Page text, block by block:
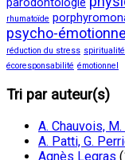
rhumatoïde
psycho-
réduction du stress spiritualité
écoresponsabilité émotionnel
Tri par auteur(s)
A. Chauvois, M.
A. Patti, G.
Agnès Legras